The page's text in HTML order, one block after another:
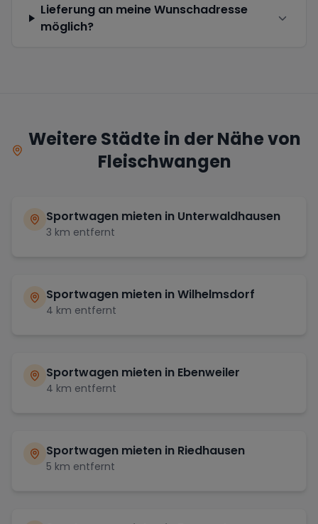
Lieferung an meine Wunschadresse
möglich?
Weitere Städte in der Nähe von
Fleischwangen
Sportwagen mieten in Unterwaldhausen
3 km entfernt
Sportwagen mieten inWilhelmsdorf
4 km entfernt
Sportwagen mieten in Ebenweiler
4 km entfernt
Sportwagen mieten in Riedhausen
5 km entfernt